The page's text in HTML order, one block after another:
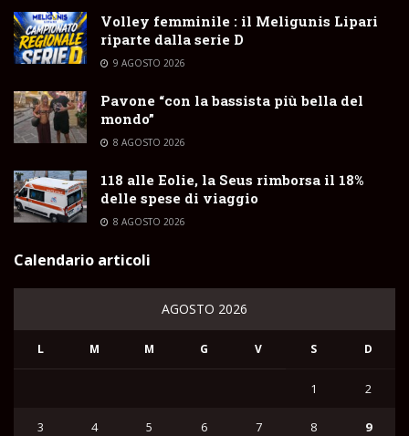
Volley femminile : il Meligunis Lipari
riparte dalla serie D
9 AGOSTO 2026
Pavone “con la bassista più bella del
mondo”
8 AGOSTO 2026
118 alle Eolie, la Seus rimborsa il 18%
delle spese di viaggio
8 AGOSTO 2026
Calendario articoli
AGOSTO 2026
L M M G V S D
1 2
3 4 5 6 7 8 9